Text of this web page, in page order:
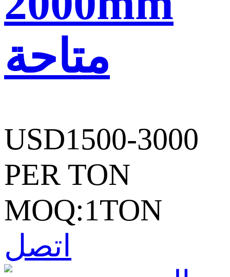
متاحة
USD1500-3000
PER TON
MOQ:1TON
اتصل